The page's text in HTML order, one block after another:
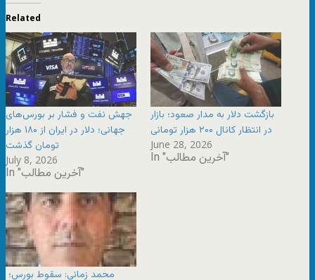
Related
جهش نفت و فشار بر بورس‌های
جهانی؛ دلار در ایران از ۱۸۰ هزار
تومان گذشت
July 8, 2026
In "آخرین مطالب"
بازگشت دلار به مدار صعود؛ بازار
در انتظار کانال ۲۰۰ هزار تومانی
June 28, 2026
In "آخرین مطالب"